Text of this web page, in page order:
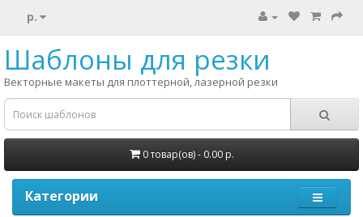
р.
Шаблоны для резки
Векторные макеты для плоттерной, лазерной резки
0 товар(ов) - 0.00 р.
Категории